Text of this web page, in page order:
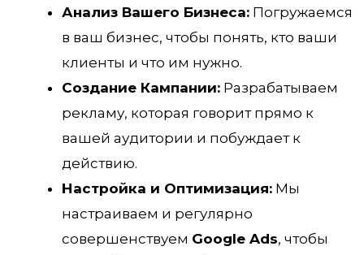
Анализ Вашего Бизнеса: Погружаемся
в ваш бизнес, чтобы понять, кто ваши
клиенты и что им нужно.
Создание Кампании: Разрабатываем
рекламу, которая говорит прямо к
вашей аудитории и побуждает к
действию.
Настройка и Оптимизация: Мы
настраиваем и регулярно
совершенствуем Google Ads, чтобы